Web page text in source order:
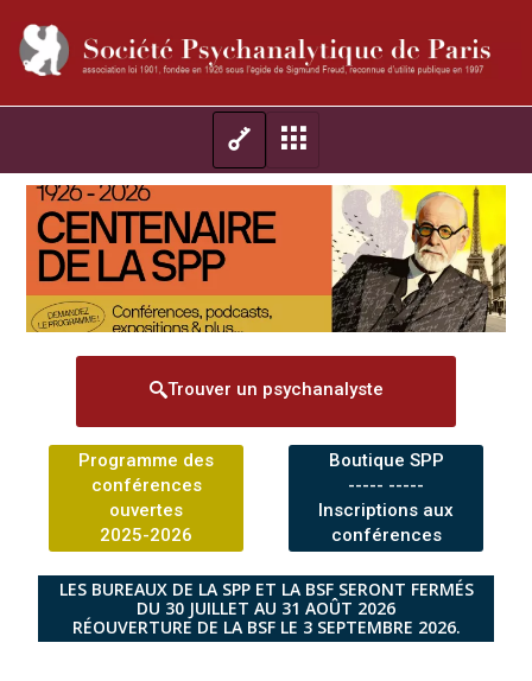
Trouver un psychanalyste
Programme des
conférences
ouvertes
2025-2026
Boutique SPP
----- -----
Inscriptions aux
conférences
LES BUREAUX DE LA SPP ET LA BSF SERONT FERMÉS
DU 30 JUILLET AU 31 AOÛT 2026
RÉOUVERTURE DE LA BSF LE 3 SEPTEMBRE 2026.